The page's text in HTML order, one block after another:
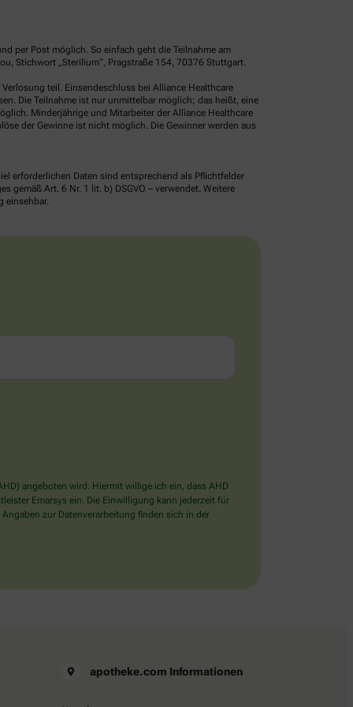
per Post möglich. So einfach geht die Teilnahme am
Stichwort „Sterilium“, Pragstraße 154, 70376 Stuttgart.
teil. Einsendeschluss bei Alliance Healthcare
Die Teilnahme ist nur unmittelbar möglich; das heißt, eine
Minderjährige und Mitarbeiter der Alliance Healthcare
der Gewinne ist nicht möglich. Die Gewinner werden aus
erforderlichen Daten sind entsprechend als Pflichtfelder
gemäß Art. 6 Nr. 1 lit. b) DSGVO – verwendet. Weitere
einsehbar.
angeboten wird. Hiermit willige ich ein, dass AHD
Emarsys ein. Die Einwilligung kann jederzeit für
zur Datenverarbeitung finden sich in der
apotheke.com Informationen